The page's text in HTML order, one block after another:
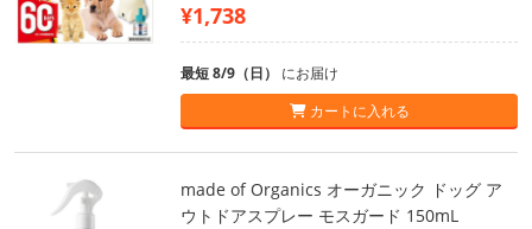
¥1,738
最短 8/9（日） にお届け
カートに入れる
made of Organics オーガニック ドッグ ア
ウトドアスプレー モスガード 150mL